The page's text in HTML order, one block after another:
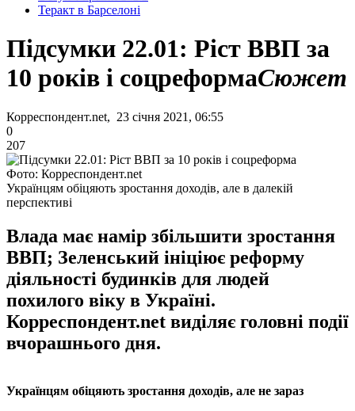
Теракт в Барселоні
Підсумки 22.01: Ріст ВВП за
10 років і соцреформаСюжет
Корреспондент.net, 23 січня 2021, 06:55
0
207
Фото: Корреспондент.net
Українцям обіцяють зростання доходів, але в далекій
перспективі
Влада має намір збільшити зростання
ВВП; Зеленський ініціює реформу
діяльності будинків для людей
похилого віку в Україні.
Корреспондент.net виділяє головні події
вчорашнього дня.
Українцям обіцяють зростання доходів, але не зараз